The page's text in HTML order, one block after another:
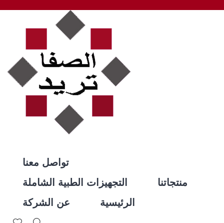
تواصل معنا
التجهيزات الطبية الشاملة
منتجاتنا
عن الشركة
الرئيسية